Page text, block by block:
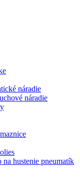
náradie
náradie
na hustenie pneumatík